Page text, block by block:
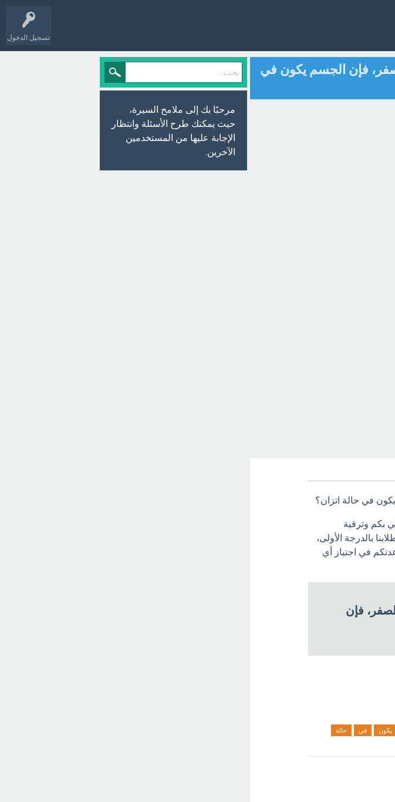
تسجيل الدخول
فإن الجسم يكون في
في حالة اتزان؟
بكم وترقية
بالدرجة الأولى،
في اجتياز أي
فإن
يكون في
حالة
مرحبًا بك إلى ملامح السيرة،
حيث يمكنك طرح الأسئلة وانتظار
الإجابة عليها من المستخدمين
الآخرين.